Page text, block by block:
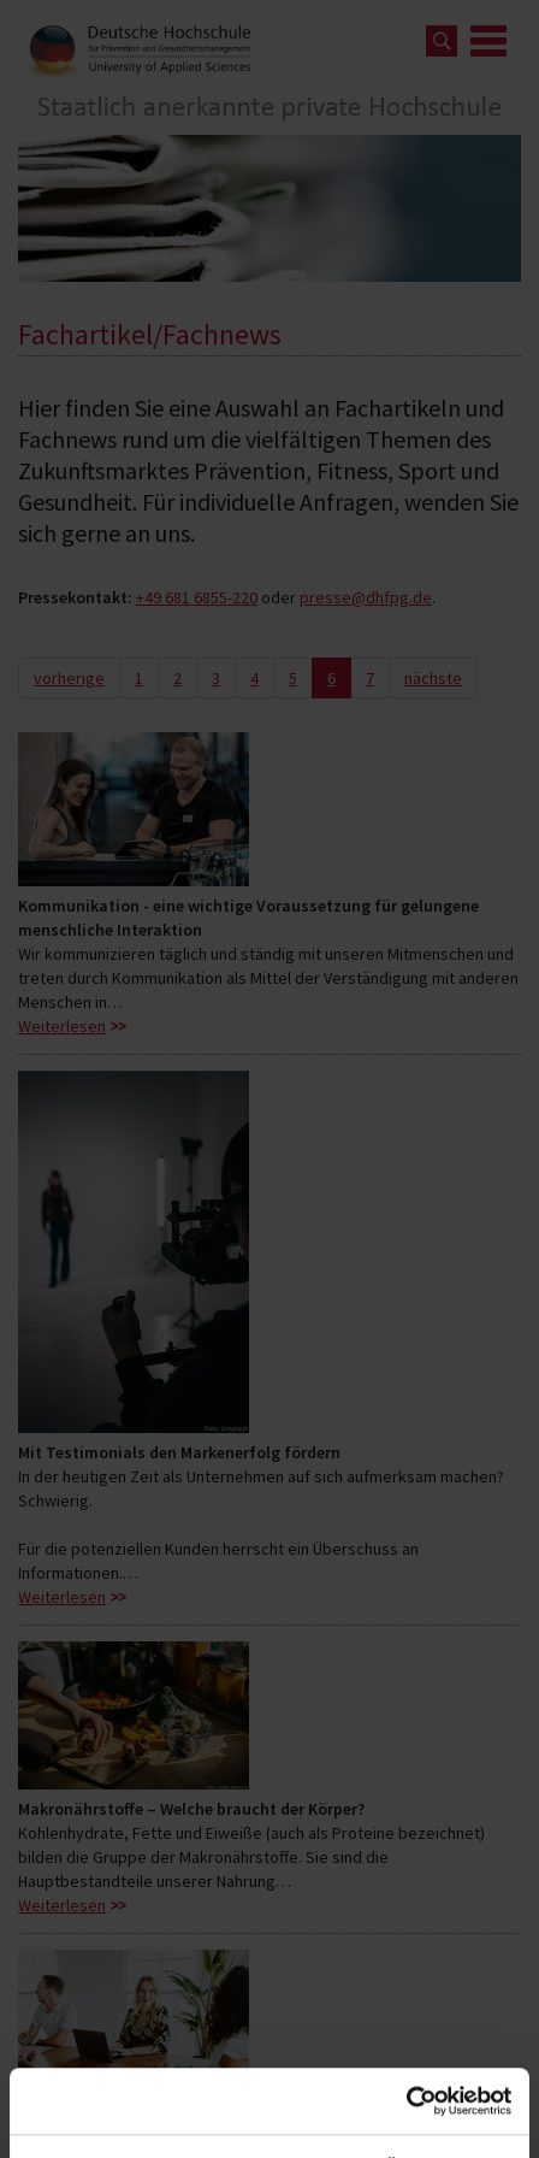
Fachartikel/Fachnews
Hier finden Sie eine Auswahl an Fachartikeln und
Fachnews rund um die vielfältigen Themen des
Zukunftsmarktes Prävention, Fitness, Sport und
Gesundheit. Für individuelle Anfragen, wenden Sie
sich gerne an uns.
Pressekontakt: +49 681 6855-220 oder presse@dhfpg.de.
vorherige 1 2 3 4 5 6 7 nächste
Kommunikation - eine wichtige Voraussetzung für gelungene
menschliche Interaktion
Wir kommunizieren täglich und ständig mit unseren Mitmenschen und
treten durch Kommunikation als Mittel der Verständigung mit anderen
Menschen in…
Weiterlesen
Mit Testimonials den Markenerfolg fördern
In der heutigen Zeit als Unternehmen auf sich aufmerksam machen?
Schwierig.
Für die potenziellen Kunden herrscht ein Überschuss an
Informationen.…
Weiterlesen
Makronährstoffe – Welche braucht der Körper?
Kohlenhydrate, Fette und Eiweiße (auch als Proteine bezeichnet)
bilden die Gruppe der Makronährstoffe. Sie sind die
Hauptbestandteile unserer Nahrung…
Weiterlesen
Testen von Geschäftsmodellen - Mit der Lean-Startup-Methode
erfolgreich gründen